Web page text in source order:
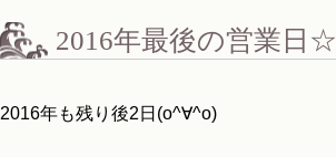
2016年最後の営業日☆
2016年も残り後2日(o^∀^o)